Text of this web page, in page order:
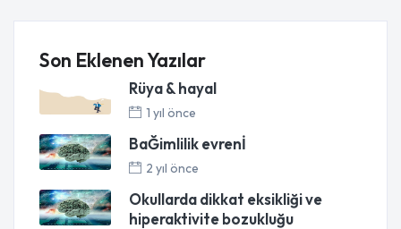
Son Eklenen Yazılar
Rüya & hayal
1 yıl önce
BaĞimlilik evrenİ
2 yıl önce
Okullarda dikkat eksikliği ve
hiperaktivite bozukluğu